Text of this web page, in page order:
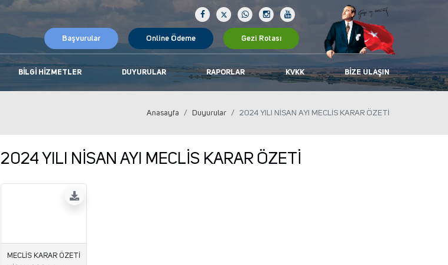
Başvurular Online Ödeme Gezi Rotası
BILGI HIZMETLER DUYURULAR RAPORLAR KVKK BIZE ULAŞIN
Anasayfa Duyurular 2024 YILI NİSAN AYI MECLİS KARAR ÖZETİ
2024 YILI NİSAN AYI MECLİS KARAR ÖZETİ
MECLİS KARAR ÖZETİ